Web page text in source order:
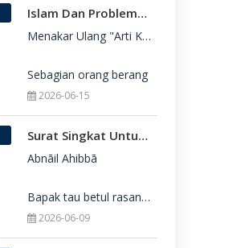
Islam Dan Problematika Para Pemuda
Menakar Ulang "Arti Kebebasan":
Sebagian orang berang
2026-06-15
Surat Singkat Untukmu Yang Belum Juga Diterima Di Perguruan Tinggi
Abnāil Ahibbā
Bapak tau betul rasanya berat sekali ketika dirimu belum juga diterima di Perguru
2026-06-09